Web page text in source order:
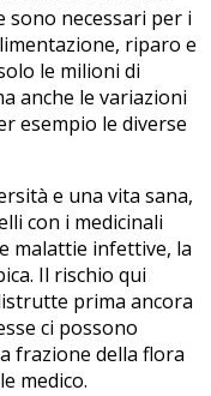
sono necessari per i
riparo e
le milioni di
anche le variazioni
esempio le diverse
e una vita sana,
con i medicinali
malattie infettive, la
Il rischio qui
prima ancora
ci possono
frazione della flora
medico.